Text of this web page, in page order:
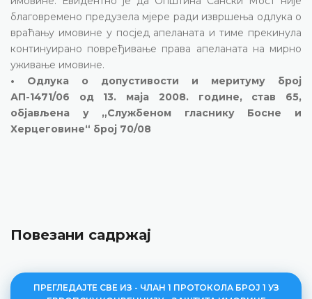
благовремено предузела мјере ради извршења одлука о
враћању имовине у посјед апеланата и тиме прекинула
континуирано повређивање права апеланата на мирно
уживање имовине.
• Одлука о допустивости и меритуму број
АП-1471/06 од 13. маја 2008. године, став 65,
објављена у „Службеном гласнику Босне и
Херцеговине“ број 70/08
Повезани садржај
ПРЕГЛЕДАЈТЕ СВЕ ИЗ - ЧЛАН 1 ПРОТОКОЛА БРОЈ 1 УЗ